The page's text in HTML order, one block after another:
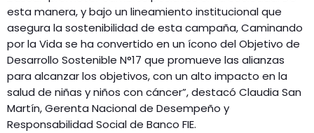
esta manera, y bajo un lineamiento institucional que
asegura la sostenibilidad de esta campaña, Caminando
por la Vida se ha convertido en un ícono del Objetivo de
Desarrollo Sostenible N°17 que promueve las alianzas
para alcanzar los objetivos, con un alto impacto en la
salud de niñas y niños con cáncer”, destacó Claudia San
Martín, Gerenta Nacional de Desempeño y
Responsabilidad Social de Banco FIE.